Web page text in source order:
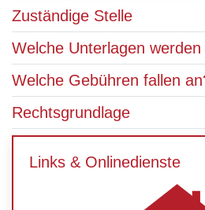
Zuständige Stelle
Welche Unterlagen
Welche Gebühren fallen
Rechtsgrundlage
Links & Onlinedienste